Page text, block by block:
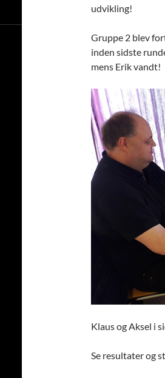
udvikling!
Gruppe 2 blev
inden sidste
mens Erik vandt!
Klaus og Aksel i
Se resultater og